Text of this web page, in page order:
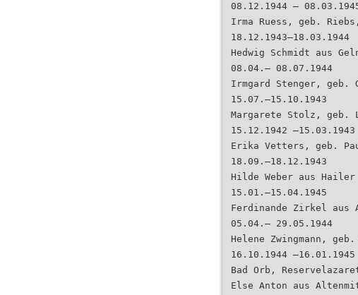
08.12.1944 –
Irma Ruess, geb.
18.12.1943–18.03.1944
Hedwig Schmidt aus
08.04.– 08.07.1944
Irmgard Stenger, geb.
15.07.–15.10.1943
Margarete Stolz, geb.
15.12.1942 –15.03.1943
Erika Vetters, geb.
18.09.–18.12.1943
Hilde Weber aus Hailer
15.01.–15.04.1945
Ferdinande Zirkel aus
05.04.– 29.05.1944
Helene Zwingmann,
16.10.1944 –16.01.1945
Bad Orb,
Else Anton aus